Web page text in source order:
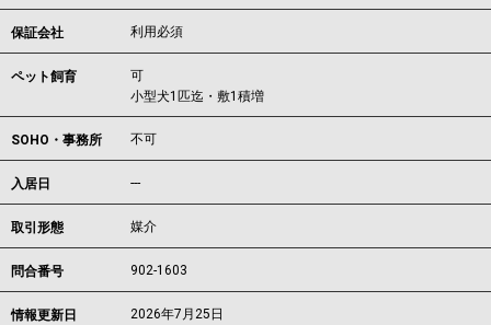
保証会社 利用必須
ペット飼育
可
小型犬1匹迄・敷1積増
SOHO・事務所 不可
入居日 ---
取引形態 媒介
問合番号 902-1603
情報更新日 2026年7月25日